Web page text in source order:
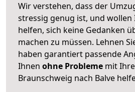
Wir verstehen, dass der
stressig genug ist, und wollen
helfen, sich keine Gedanken
machen zu müssen. Lehnen
haben garantiert passende
Ihnen ohne Probleme mit
Braunschweig nach Balve